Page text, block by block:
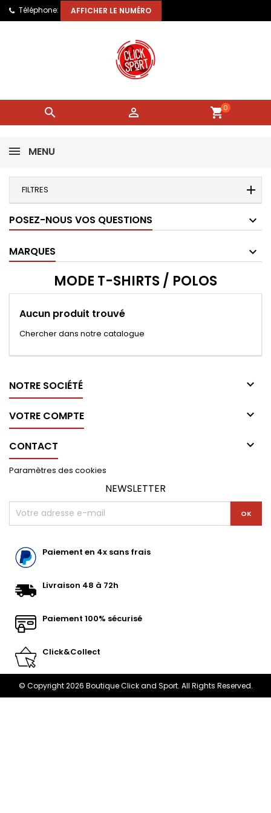
Téléphone: AFFICHER LE NUMÉRO
  shopping_cart0
MENU
FILTRES
POSEZ-NOUS VOS QUESTIONS
MARQUES
MODE T-SHIRTS / POLOS
Aucun produit trouvé
Chercher dans notre catalogue
NOTRE SOCIÉTÉ 
VOTRE COMPTE 
CONTACT 
Paramètres des cookies
NEWSLETTER
Paiement en 4x sans frais
Livraison 48 à 72h
Paiement 100% sécurisé
Click&Collect
© Copyright 2026 Boutique Click and Sport. All Rights Reserved.